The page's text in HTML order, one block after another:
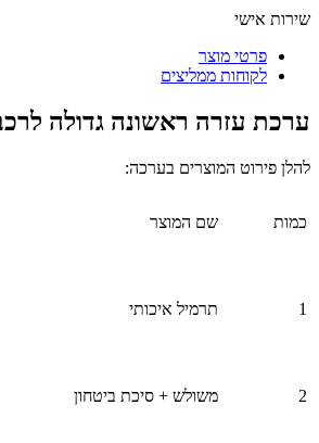
שירות אישי
פרטי מוצר
לקוחות ממליצים
ערכת עזרה ראשונה גדולה
להלן פירוט המוצרים בערכה:
כמות שם המוצר
1 תרמיל איכותי
2 משולש + סיכת ביטחון